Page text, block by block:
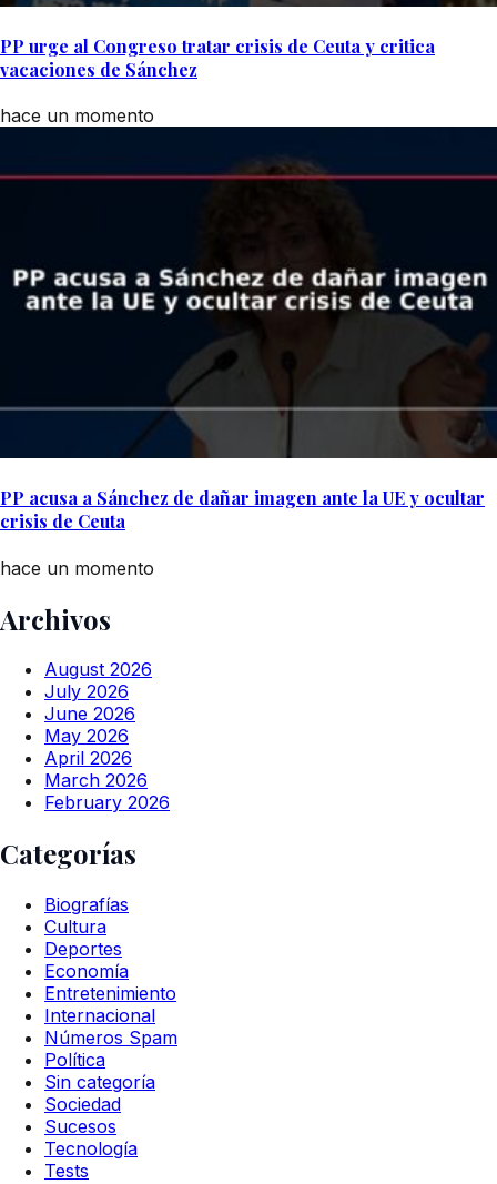
PP urge al Congreso tratar crisis de Ceuta y critica
vacaciones de Sánchez
hace un momento
PP acusa a Sánchez de dañar imagen ante la UE y ocultar
crisis de Ceuta
hace un momento
Archivos
August 2026
July 2026
June 2026
May 2026
April 2026
March 2026
February 2026
Categorías
Biografías
Cultura
Deportes
Economía
Entretenimiento
Internacional
Números Spam
Política
Sin categoría
Sociedad
Sucesos
Tecnología
Tests